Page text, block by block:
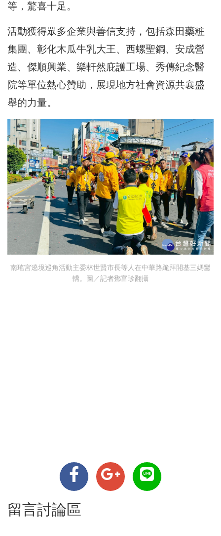
等，驚喜十足。
活動獲得眾多企業與善信支持，包括森田藥粧
集團、彰化木瓜牛乳大王、西螺聖鋼、安成營
造、傑順興業、樂軒然庇護工場、秀傳紀念醫
院等單位熱心贊助，展現地方社會資源共襄盛
舉的力量。
南瑤宮遶境巡角活動主委林世賢市長等人在中華路跪拜開基三媽鑾
轎。圖／記者鄧富珍翻攝
留言討論區